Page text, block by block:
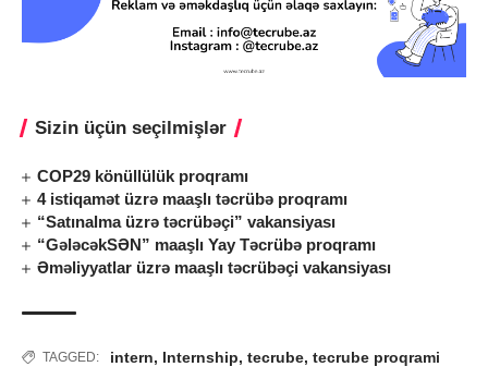
Sizin üçün seçilmişlər
COP29 könüllülük proqramı
4 istiqamət üzrə maaşlı təcrübə proqramı
“Satınalma üzrə təcrübəçi” vakansiyası
“GələcəkSƏN” maaşlı Yay Təcrübə proqramı
Əməliyyatlar üzrə maaşlı təcrübəçi vakansiyası
TAGGED: intern, Internship, tecrube, tecrube proqrami